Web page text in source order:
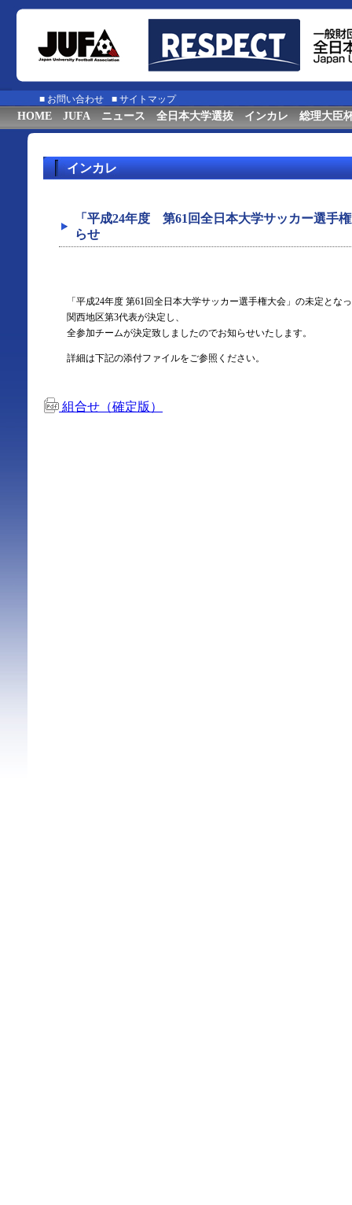
■ お問い合わせ ■ サイトマップ
HOME JUFA ニュース 全日本大学選抜 インカレ 総理大臣
インカレ
「平成24年度 第61回全日本大学サッカー選手
らせ
「平成24年度 第61回全日本大学サッカー選手権大会」の未定とな
関西地区第3代表が決定し、
全参加チームが決定致しましたのでお知らせいたします。
詳細は下記の添付ファイルをご参照ください。
組合せ（確定版）